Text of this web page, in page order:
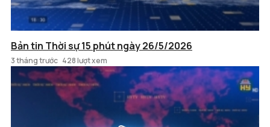
Bản tin Thời sự 15 phút ngày 26/5/2026
3 tháng trước 428 lượt xem